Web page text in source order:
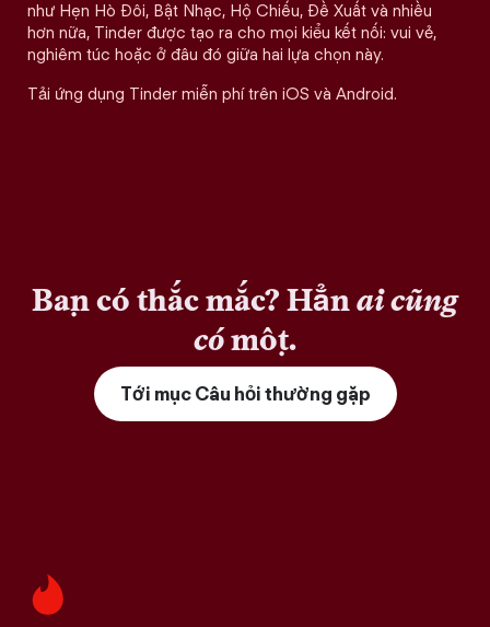
như Hẹn Hò Đôi, Bật Nhạc, Hộ Chiếu, Đề Xuất và nhiều
hơn nữa, Tinder được tạo ra cho mọi kiểu kết nối: vui vẻ,
nghiêm túc hoặc ở đâu đó giữa hai lựa chọn này.
Tải ứng dụng Tinder miễn phí trên iOS và Android.
Bạn có thắc mắc? Hẳnai cũng
cómột.
Tới mục Câu hỏi thường gặp